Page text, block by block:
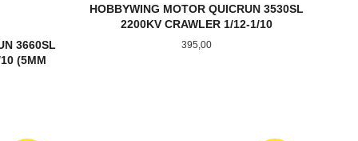
3660SL
(5MM
HOBBYWING MOTOR QUICRUN 3530SL
2200KV CRAWLER 1/12-1/10
Pris
395,00